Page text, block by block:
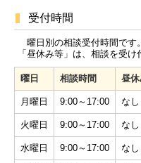
受付時間
曜日別の相談受付時間です。
「昼休み等」は、相談を受
曜日 相談時間 昼
月曜日 9:00～17:00 なし
火曜日 9:00～17:00 なし
水曜日 9:00～17:00 なし